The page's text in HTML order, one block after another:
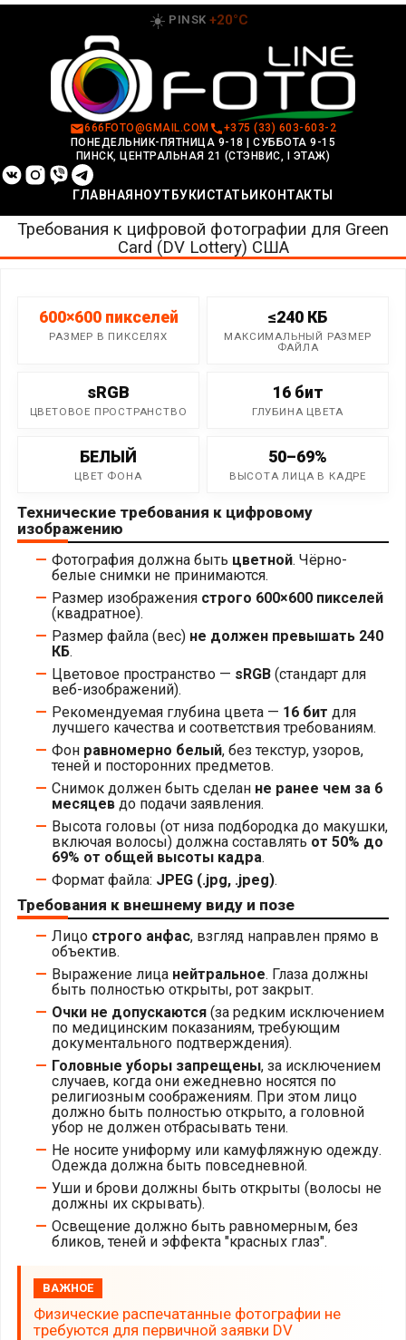
Перейти
содержимому
☀️ PINSK +20°C
666FOTO@GMAIL.COM
+375 (33) 603-603-2
ПОНЕДЕЛЬНИК-ПЯТНИЦА 9-18
|СУББОТА 9-15
ПИНСК, ЦЕНТРАЛЬНАЯ 21 (СТЭНВИС, I ЭТАЖ)
ГЛАВНАЯ НОУТБУКИ СТАТЬИ КОНТАКТЫ
Требования к цифровой фотографии для Green
Card (DV Lottery) США
600×600 пикселей
РАЗМЕР В ПИКСЕЛЯХ
≤240 КБ
МАКСИМАЛЬНЫЙ РАЗМЕР
ФАЙЛА
sRGB
ЦВЕТОВОЕ ПРОСТРАНСТВО
16 бит
ГЛУБИНА ЦВЕТА
БЕЛЫЙ
ЦВЕТ ФОНА
50–69%
ВЫСОТА ЛИЦА В КАДРЕ
Технические требования к цифровому
изображению
Фотография должна быть цветной. Чёрно-
белые снимки не принимаются.
Размер изображения строго 600×600 пикселей
(квадратное).
Размер файла (вес) не должен превышать 240
КБ.
Цветовое пространство — sRGB (стандарт для
веб-изображений).
Рекомендуемая глубина цвета — 16 бит для
лучшего качества и соответствия требованиям.
Фон равномерно белый, без текстур, узоров,
теней и посторонних предметов.
Снимок должен быть сделан не ранее чем за 6
месяцев до подачи заявления.
Высота головы (от низа подбородка до макушки,
включая волосы) должна составлять от 50% до
69% от общей высоты кадра.
Формат файла: JPEG (.jpg, .jpeg).
Требования к внешнему виду и позе
Лицо строго анфас, взгляд направлен прямо в
объектив.
Выражение лица нейтральное. Глаза должны
быть полностью открыты, рот закрыт.
Очки не допускаются (за редким исключением
по медицинским показаниям, требующим
документального подтверждения).
Головные уборы запрещены, за исключением
случаев, когда они ежедневно носятся по
религиозным соображениям. При этом лицо
должно быть полностью открыто, а головной
убор не должен отбрасывать тени.
Не носите униформу или камуфляжную одежду.
Одежда должна быть повседневной.
Уши и брови должны быть открыты (волосы не
должны их скрывать).
Освещение должно быть равномерным, без
бликов, теней и эффекта "красных глаз".
ВАЖНОЕ
Физические распечатанные фотографии не
требуются для первичной заявки DV